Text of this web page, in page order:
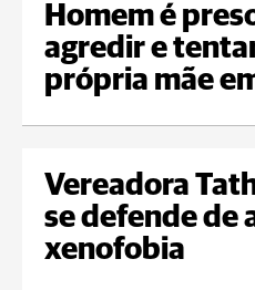
Homem é
agredir e
própria mãe
Vereadora
se defende de
xenofobia